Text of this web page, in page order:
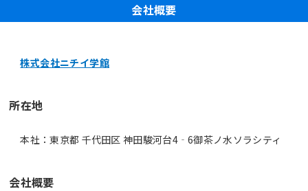
会社概要
株式会社ニチイ学館
所在地
本社：東京都 千代田区 神田駿河台4‐6御茶ノ水ソラシティ
会社概要